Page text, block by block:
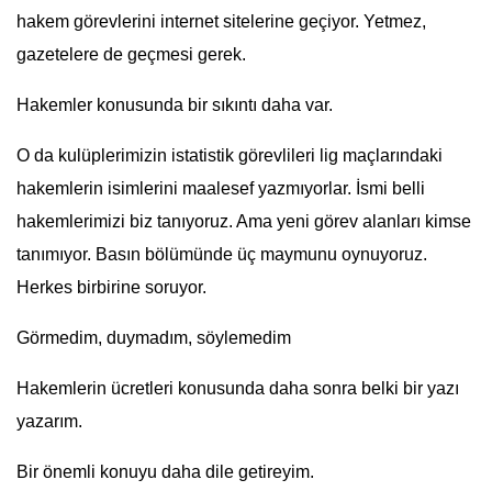
hakem görevlerini internet sitelerine geçiyor. Yetmez,
gazetelere de geçmesi gerek.
Hakemler konusunda bir sıkıntı daha var.
O da kulüplerimizin istatistik görevlileri lig maçlarındaki
hakemlerin isimlerini maalesef yazmıyorlar. İsmi belli
hakemlerimizi biz tanıyoruz. Ama yeni görev alanları kimse
tanımıyor. Basın bölümünde üç maymunu oynuyoruz.
Herkes birbirine soruyor.
Görmedim, duymadım, söylemedim
Hakemlerin ücretleri konusunda daha sonra belki bir yazı
yazarım.
Bir önemli konuyu daha dile getireyim.